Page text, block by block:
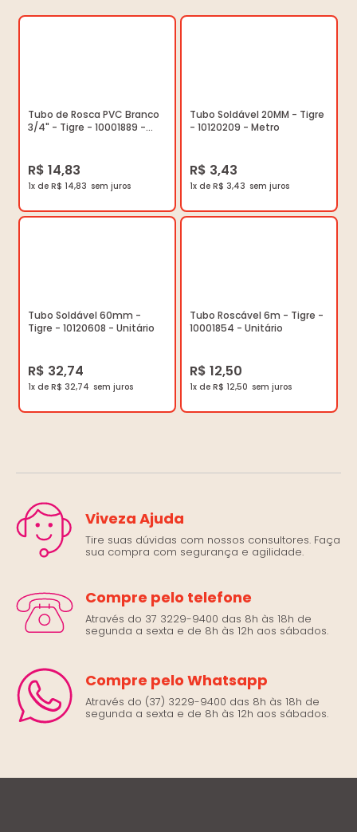
Tubo de Rosca PVC Branco
3/4" - Tigre - 10001889 -
R$ 14,83
1x de R$ 14,83
Tubo Soldável 20MM - Tigre
- 10120209 - Metro
R$ 3,43
1x de R$ 3,43
Tubo Soldável 60mm -
Tigre - 10120608 - Unitário
R$ 32,74
1x de R$ 32,74
Tubo Roscável 6m - Tigre -
10001854 - Unitário
R$ 12,50
1x de R$ 12,50
Viveza Ajuda
Tire suas dúvidas com nossos consultores. Faça
sua compra com segurança e agilidade.
Compre pelo telefone
Através do 37 3229-9400 das 8h às 18h de
segunda a sexta e de 8h às 12h aos sábados.
Compre pelo Whatsapp
Através do (37) 3229-9400 das 8h às 18h de
segunda a sexta e de 8h às 12h aos sábados.